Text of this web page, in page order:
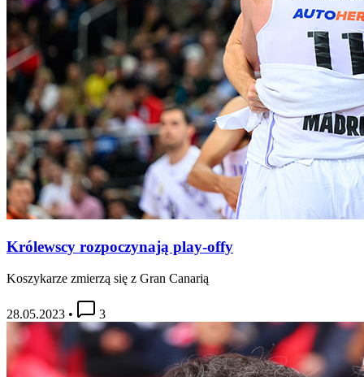
Królewscy rozpoczynają play-offy
Koszykarze zmierzą się z Gran Canarią
28.05.2023 • 3